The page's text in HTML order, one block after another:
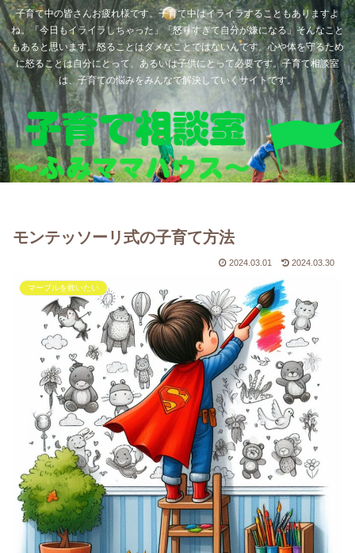
子育て中の皆さんお疲れ様です。子育て中はイライラすることもありますよ
ね。「今日もイライラしちゃった」「怒りすぎて自分が嫌になる」そんなこと
もあると思います。怒ることはダメなことではないんです。心や体を守るため
に怒ることは自分にとって、あるいは子供にとって必要です。子育て相談室
は、子育ての悩みをみんなで解決していくサイトです。
モンテッソーリ式の子育て方法
2024.03.01 2024.03.30
マーブルを救いたい